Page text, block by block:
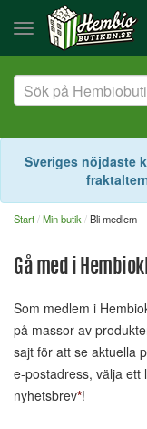
Sveriges nöjdaste
Start Min butik Bli medlem
Gå med i
Som medlem i
på massor av
sajt för att se aktuella
e-postadress, välja
nyhetsbrev*!